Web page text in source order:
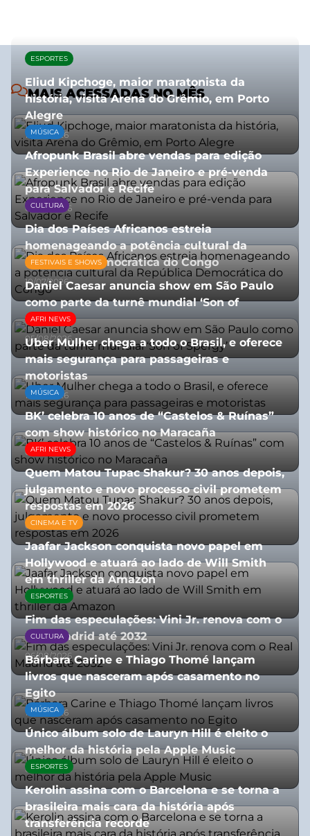
MAIS ACESSADAS NO MÊS
ESPORTES
Eliud Kipchoge, maior maratonista da
história, visita Arena do Grêmio, em Porto
Alegre
10/07/2026
MÚSICA
Afropunk Brasil abre vendas para edição
Experience no Rio de Janeiro e pré-venda
para Salvador e Recife
03/08/2026
CULTURA
Dia dos Países Africanos estreia
homenageando a potência cultural da
República Democrática do Congo
10/07/2026
FESTIVAIS E SHOWS
Daniel Caesar anuncia show em São Paulo
como parte da turnê mundial ‘Son of
Spergy’
05/08/2026
AFRI NEWS
Uber Mulher chega a todo o Brasil, e oferece
mais segurança para passageiras e
motoristas
10/07/2026
MÚSICA
BK’ celebra 10 anos de “Castelos & Ruínas”
com show histórico no Maracaña
06/08/2026
AFRI NEWS
Quem Matou Tupac Shakur? 30 anos depois,
julgamento e novo processo civil prometem
respostas em 2026
05/08/2026
CINEMA E TV
Jaafar Jackson conquista novo papel em
Hollywood e atuará ao lado de Will Smith
em thriller da Amazon
06/08/2026
ESPORTES
Fim das especulações: Vini Jr. renova com o
Real Madrid até 2032
06/08/2026
CULTURA
Bárbara Carine e Thiago Thomé lançam
livros que nasceram após casamento no
Egito
10/07/2026
MÚSICA
Único álbum solo de Lauryn Hill é eleito o
melhor da história pela Apple Music
06/08/2026
ESPORTES
Kerolin assina com o Barcelona e se torna a
brasileira mais cara da história após
transferência recorde